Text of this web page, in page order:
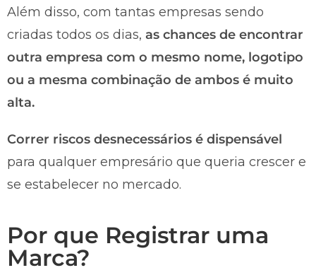
Além disso, com tantas empresas sendo
criadas todos os dias, as chances de encontrar
outra empresa com o mesmo nome, logotipo
ou a mesma combinação de ambos é muito
alta.
Correr riscos desnecessários é dispensável
para qualquer empresário que queria crescer e
se estabelecer no mercado.
Por que Registrar uma
Marca?